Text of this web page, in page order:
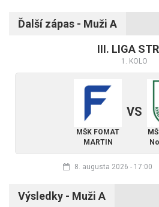
Ďalší zápas - Muži A
III. LIGA
1. KOLO
MŠK FOMAT
MARTIN
VS
8. augusta 2026 - 17:00
Výsledky - Muži A